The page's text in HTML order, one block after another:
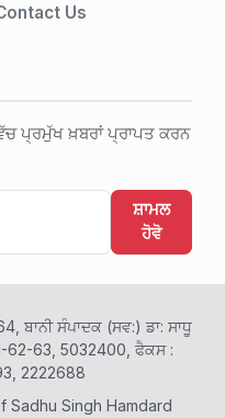
Us
ਪ੍ਰਮੁੱਖ ਖ਼ਬਰਾਂ ਪ੍ਰਾਪਤ ਕਰਨ
ਸ਼ਾਮਲ
ਹੋਵੋ
ਬਾਨੀ ਸੰਪਾਦਕ (ਸਵ:) ਡਾ: ਸਾਧੂ
62-63, 5032400, ਫੈਕਸ :
2222688
Singh Hamdard